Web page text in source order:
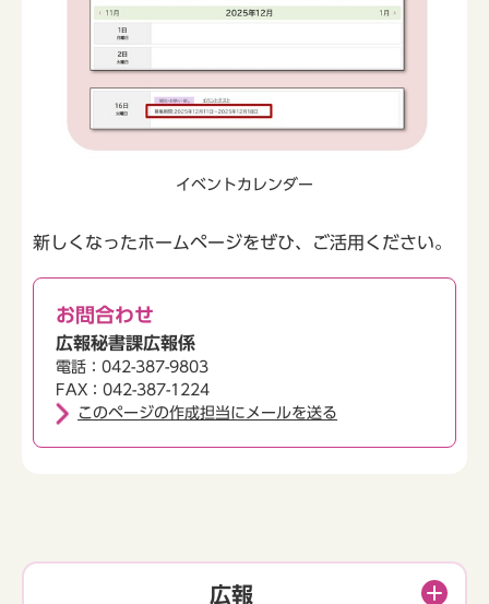
イベントカレンダー
新しくなったホームページをぜひ、ご活用ください。
お問合わせ
広報秘書課広報係
電話：042-387-9803
FAX：042-387-1224
このページの作成担当にメールを送る
広報